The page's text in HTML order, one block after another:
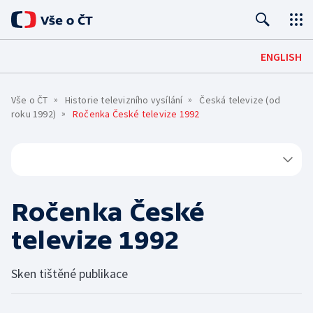
ENGLISH
Kontakty
Červené tlačítko
Jak sledovat
Archiv ČT
Galerie a prodejna
SPOLUPRÁCE A KARIÉRA
Kariéra
Konkurzy
HOSPODAŘENÍ A LEGISLATIVA
Hospodaření a finanční situace
Vše o ČT Historie televizního vysílání
Česká televize (od
roku 1992)
Ročenka České televize 1992
Ročenka České
televize 1992
Sken tištěné publikace